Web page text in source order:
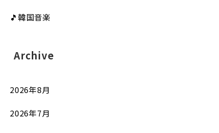
🎵韓国音楽
Archive
2026年8月
2026年7月